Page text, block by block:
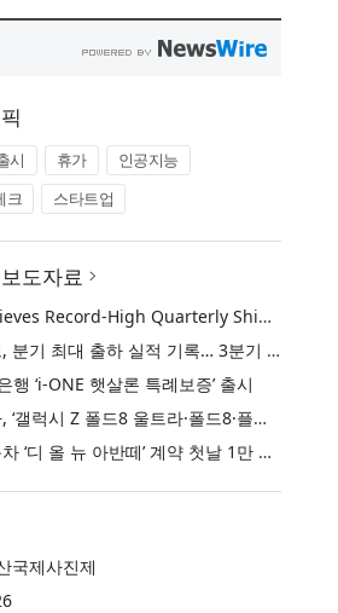
시 휴가
인공지능
크
스타트업
도자료
L&F Achieves Record-High Quarterly Shipments, Begins LFP Supply for North American ESS in Q3 Advancing its Two-Track NCM and LFP Growth Strategy
엘앤에프, 분기 최대 출하 실적 기록… 3분기 북미 ESS향 LFP 공급 착수 NCM+LFP ‘2-Track’ 성장 전략 실현
행 ‘i-ONE 햇살론 특례보증’ 출시
삼성전자, ‘갤럭시 Z 폴드8 울트라·폴드8·플립8’과 ‘갤럭시 워치 울트라2·워치9’ 국내 공식 출시
현대자동차 ‘디 올 뉴 아반떼’ 계약 첫날 1만 대 돌파
국제사진제